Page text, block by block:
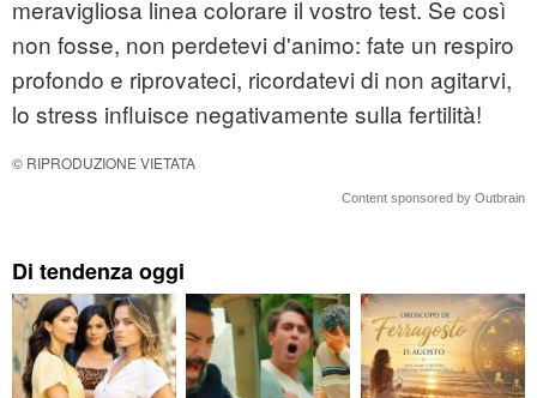
meravigliosa linea colorare il vostro test. Se così
non fosse, non perdetevi d'animo: fate un respiro
profondo e riprovateci, ricordatevi di non agitarvi,
lo stress influisce negativamente sulla fertilità!
© RIPRODUZIONE VIETATA
Content sponsored by Outbrain
Di tendenza oggi